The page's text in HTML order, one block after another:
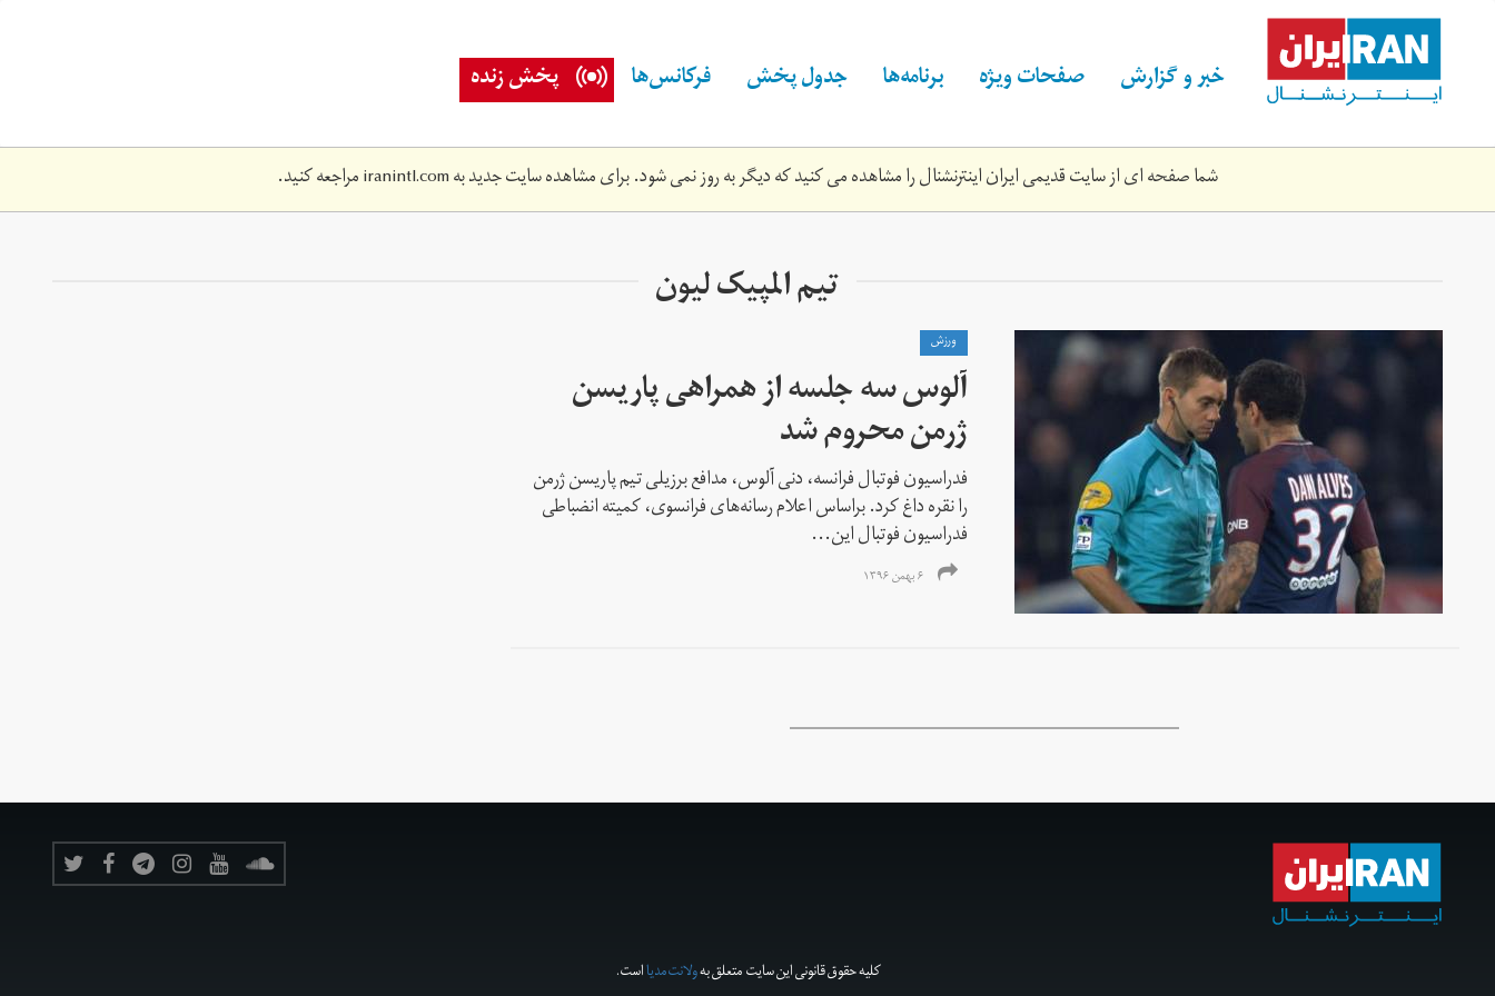
content خبر و گزارش صفحات ویژه برنامه‌ها جدول پخش فرکانس‌ها پخش زنده
شما صفحه ای از سایت قدیمی ایران اینترنشنال را مشاهده می کنید که دیگر به روز نمی شود. برای مشاهده سایت جدید بهiranintl.comمراجعه کنید.
تیم المپیک لیون
ورزش
آلوس سه جلسه از همراهی پاریسن
ژرمن محروم شد
فدراسیون فوتبال فرانسه، دنی آلوس، مدافع برزیلی تیم پاریسن ژرمن
را نقره داغ کرد. براساس اعلام رسانه‌های فرانسوی، کمیته انضباطی
فدراسیون فوتبال این...
۶ بهمن ۱۳۹۶
کلیه حقوق قانونی این سایت متعلق بهولانت‌مدیااست.